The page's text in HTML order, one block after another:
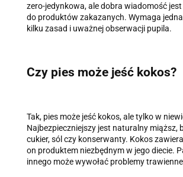
zero-jedynkowa, ale dobra wiadomość
do produktów zakazanych. Wymaga
kilku zasad i uważnej obserwacji pupila.
Czy pies może jeść kokos?
Tak, pies może jeść kokos, ale tylko w
Najbezpieczniejszy jest naturalny miąższ,
cukier, sól czy konserwanty. Kokos
on produktem niezbędnym w jego diecie.
innego może wywołać problemy